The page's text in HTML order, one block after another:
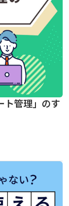
ト管理」のす